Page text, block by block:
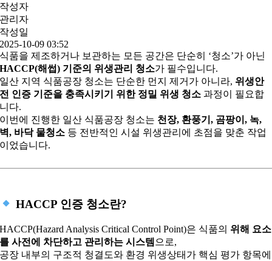
작성자
관리자
작성일
2025-10-09 03:52
식품을 제조하거나 보관하는 모든 공간은 단순히 ‘청소’가 아닌
HACCP(해썹) 기준의 위생관리 청소가 필수입니다.
일산 지역 식품공장 청소는 단순한 먼지 제거가 아니라, 위생안
전 인증 기준을 충족시키기 위한 정밀 위생 청소 과정이 필요합
니다.
이번에 진행한 일산 식품공장 청소는 천장, 환풍기, 곰팡이, 녹,
벽, 바닥 물청소 등 전반적인 시설 위생관리에 초점을 맞춘 작업
이었습니다.
HACCP 인증 청소란?
HACCP(Hazard Analysis Critical Control Point)은 식품의 위해 요소
를 사전에 차단하고 관리하는 시스템 으로,
공장 내부의 구조적 청결도와 환경 위생상태가 핵심 평가 항목에